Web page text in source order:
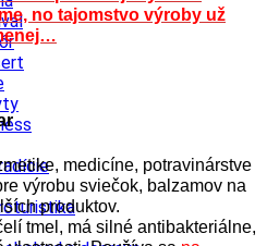
no tajomstvo výroby už
medicíne, potravinárstve
výrobu sviečok, balzamov na
produktov.
tmel, má silné antibakteriálne,